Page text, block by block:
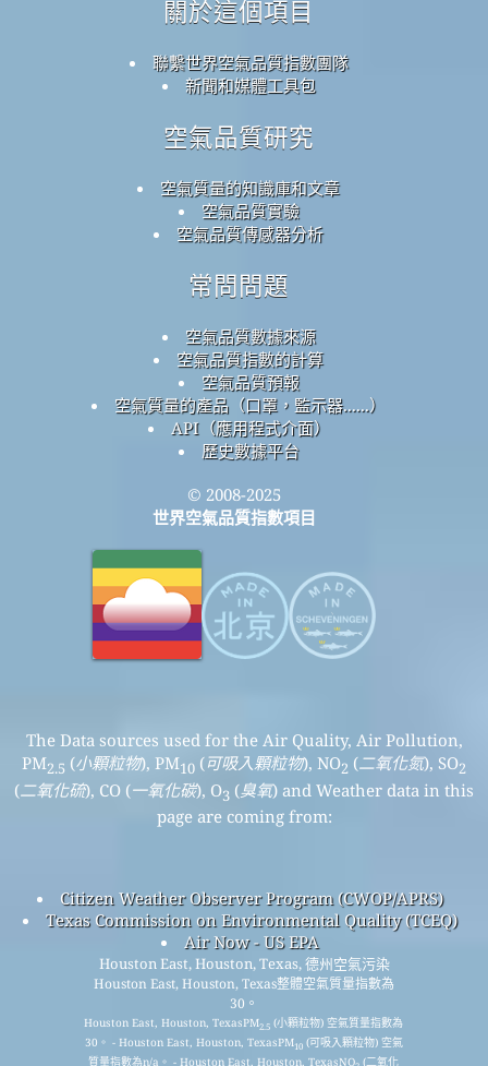
關於這個項目
聯繫世界空氣品質指數團隊
新聞和媒體工具包
空氣品質研究
空氣質量的知識庫和文章
空氣品質實驗
空氣品質傳感器分析
常問問題
空氣品質數據來源
空氣品質指數的計算
空氣品質預報
空氣質量的產品（口罩，監示器......）
API（應用程式介面）
歷史數據平台
© 2008-2025
世界空氣品質指數項目
The Data sources used for the Air Quality, Air Pollution,
PM2.5 (小顆粒物), PM10 (可吸入顆粒物), NO2 (二氧化氮), SO2
(二氧化硫), CO (一氧化碳), O3 (臭氧) and Weather data in this
page are coming from:
Citizen Weather Observer Program (CWOP/APRS)
Texas Commission on Environmental Quality (TCEQ)
Air Now - US EPA
Houston East, Houston, Texas, 德州空氣污染
Houston East, Houston, Texas整體空氣質量指數為
30。
Houston East, Houston, TexasPM2.5 (小顆粒物) 空氣質量指數為
30。 - Houston East, Houston, TexasPM10(可吸入顆粒物) 空氣
質量指數為n/a。 - Houston East, Houston, TexasNO (二氧化